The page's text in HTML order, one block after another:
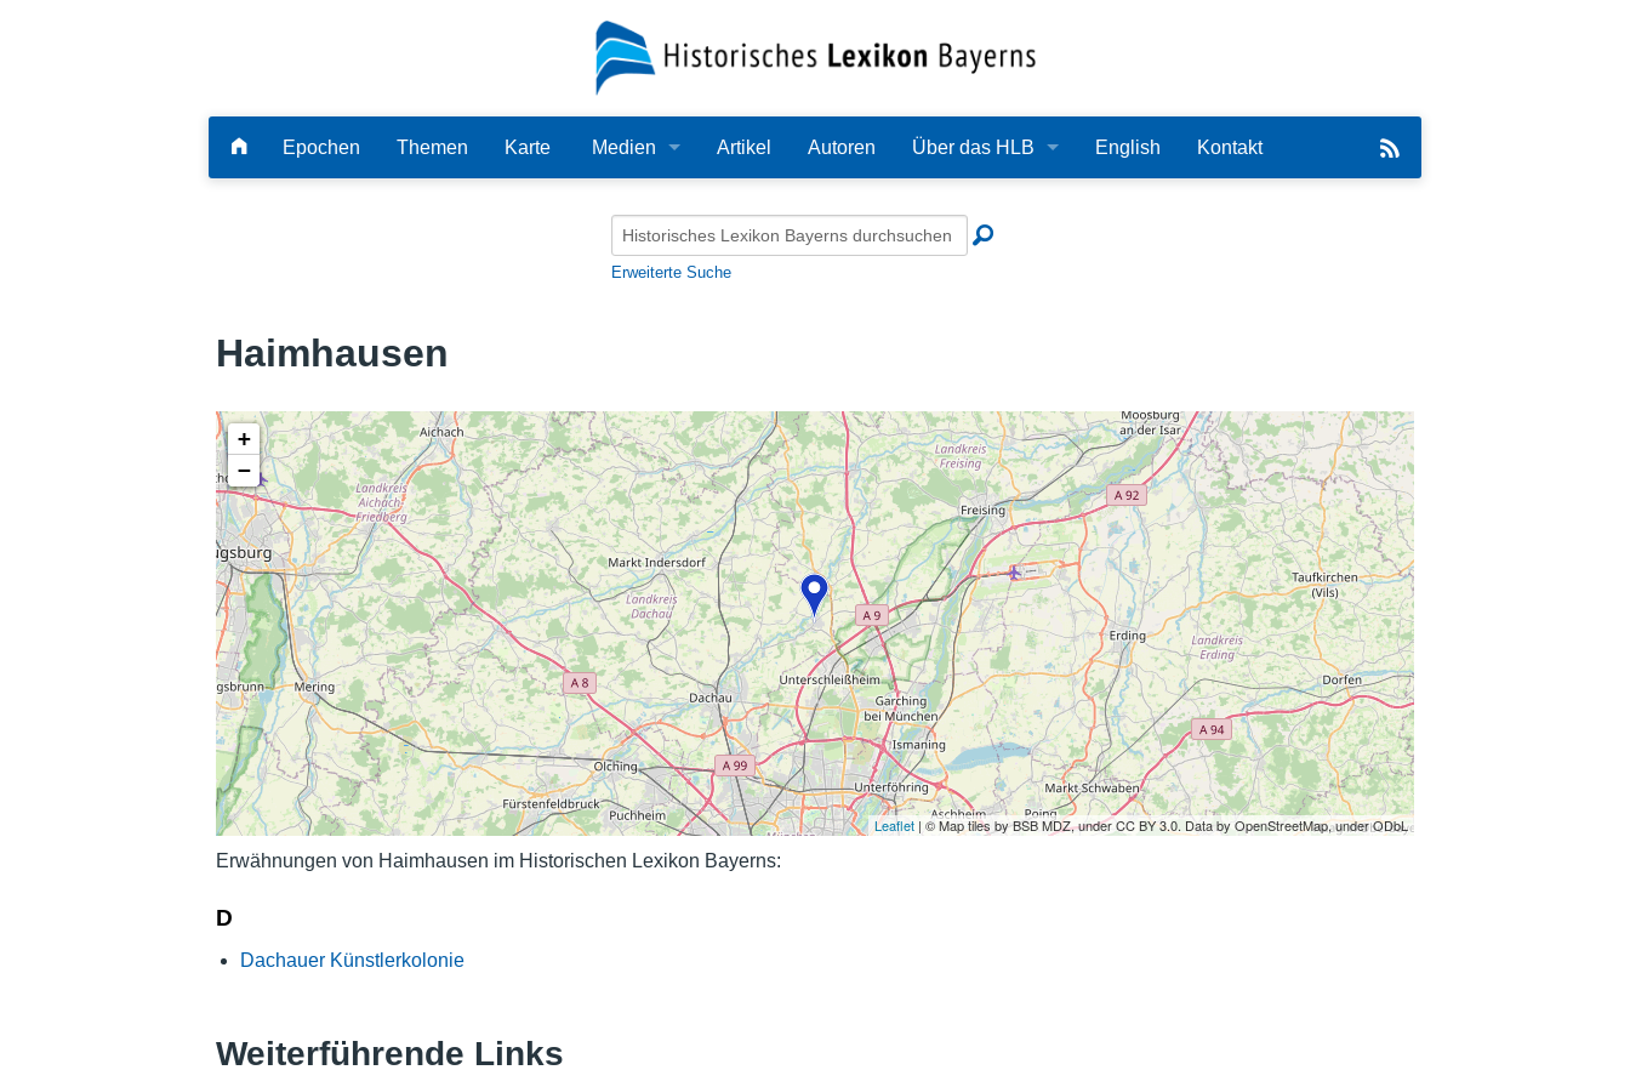
Epochen Themen Karte Medien
Audio
Alle Dateien
Artikel Autoren Über das HLB
Redaktion
Bearbeitungsstand
Zehn Jahre HLB
Häufige Fragen
Nutzungshinweise
English Kontakt
Erweiterte Suche
Haimhausen
+
−
Leaflet | © Map tiles by BSB MDZ, under CC BY 3.0. Data by OpenStreetMap, under ODbL
Erwähnungen von Haimhausen im Historischen Lexikon Bayerns:
D
Dachauer Künstlerkolonie
Weiterführende Links